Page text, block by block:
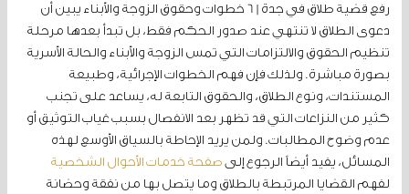
رفع قضية طلاق في جدة | 6 خطوات وحقوق الزوجة والأبناء يبين أن
دعوى الطلاق لا تنتهي عند صدور الحكم فقط، بل تبدأ بعدها مرحلة
تنظيم الحقوق والالتزامات التي تمس الزوجة والأبناء والحالة الأسرية
بصورة مباشرة. ولذلك فإن فهم الخطوات الإجرائية، وطبيعة
المستندات، ونوع الطلاق، والحقوق التابعة له، يساعد على تجنب
كثير من النزاعات التي قد تظهر بعد الانفصال بسبب غياب التوثيق أو
عدم وضوح المطالبات. ولمن يريد الإحاطة بالسياق الأوسع لهذه
المسائل، يفيد أيضاً الرجوع إلىصفحة خدمات الأحوال الشخصية
لفهم القضايا المرتبطة بالطلاق وما يتصل بها من نفقة وحضانة